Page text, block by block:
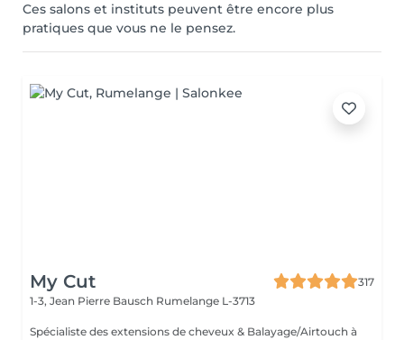
Ces salons et instituts peuvent être encore plus
pratiques que vous ne le pensez.
My Cut
317
1-3, Jean Pierre Bausch Rumelange L-3713
Spécialiste des extensions de cheveux & Balayage/Airtouch à